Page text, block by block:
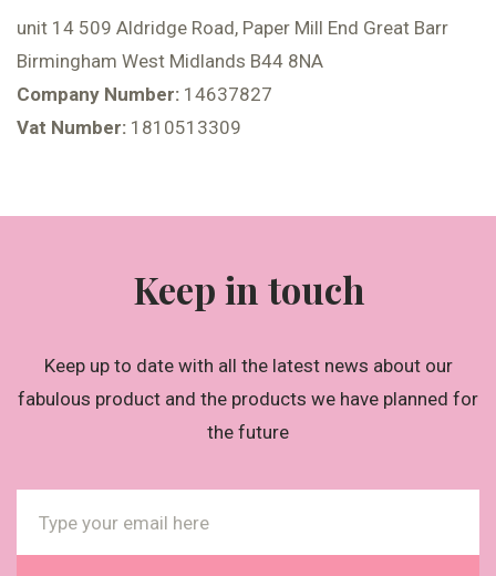
unit 14 509 Aldridge Road, Paper Mill End Great Barr
Birmingham West Midlands B44 8NA
Company Number: 14637827
Vat Number: 1810513309
Keep in touch
Keep up to date with all the latest news about our
fabulous product and the products we have planned for
the future